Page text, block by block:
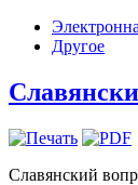
Другое
Славянский